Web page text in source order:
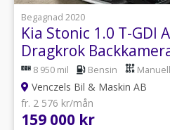
Begagnad 2020
Kia Stonic 1.0 T-GDI
Dragkrok
8 950 mil Bensin Manuell
Venczels Bil & Maskin AB
fr. 2 576 kr/mån
159 000 kr